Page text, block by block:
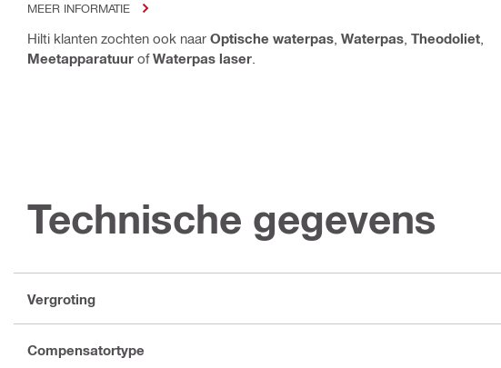
MEER INFORMATIE
Hilti klanten zochten ook naar Optische waterpas Waterpas Theodoliet
Meetapparatuur ofWaterpas laser
Technische gegevens
Vergroting
Compensatortype